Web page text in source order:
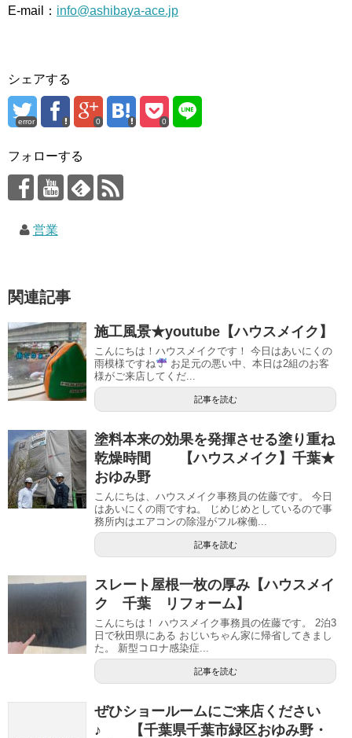
E-mail： info@ashibaya-ace.jp
シェアする
error 0 0
フォローする
営業
関連記事
施工風景★youtube【ハウスメイク】
こんにちは！ハウスメイクです！ 今日はあいにくの
雨模様ですね
お足元の悪い中、本日は2組のお客
様がご来店してくだ...
記事を読む
塗料本来の効果を発揮させる塗り重ね
乾燥時間 【ハウスメイク】千葉★
おゆみ野
こんにちは、ハウスメイク事務員の佐藤です。 今日
はあいにくの雨ですね。 じめじめとしているので事
務所内はエアコンの除湿がフル稼働...
記事を読む
スレート屋根一枚の厚み【ハウスメイ
ク 千葉 リフォーム】
こんにちは！ ハウスメイク事務員の佐藤です。 2泊3
日で秋田県にある おじいちゃん家に帰省してきまし
た。 新型コロナ感染症...
記事を読む
ぜひショールームにご来店ください
♪ 【千葉県千葉市緑区おゆみ野・